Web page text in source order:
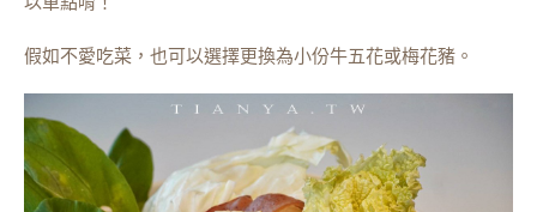
假如不愛吃菜，也可以選擇更換為小份牛五花或梅花豬。